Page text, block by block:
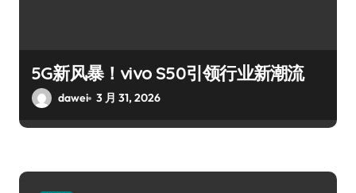
5G新风暴！vivo S50引领行业新潮流
dawei 3 月 31, 2026